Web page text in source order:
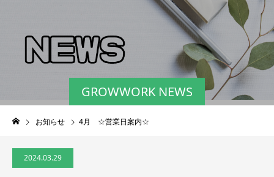
GROWWORK NEWS
お知らせ 4月 ☆営業日案内☆
2024.03.29